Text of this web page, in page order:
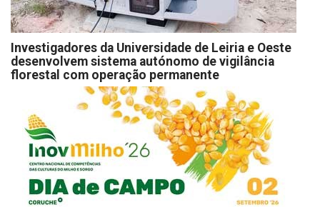
Investigadores da Universidade de Leiria e Oeste
desenvolvem sistema autónomo de vigilância
florestal com operação permanente